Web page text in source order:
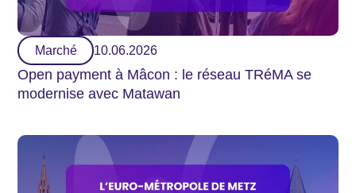
Marché 10.06.2026
Open payment à Mâcon : le réseau TRéMA se
modernise avec Matawan